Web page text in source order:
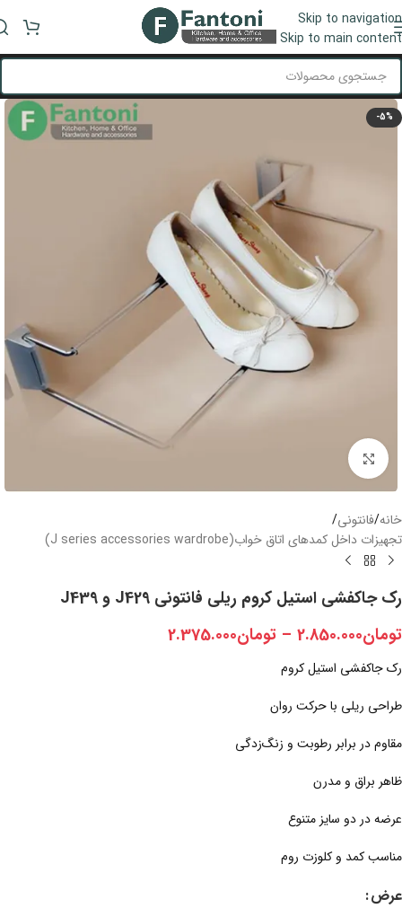
Skip to navigation
Skip to main content
منو
-5%
بزرگنمایی تصویر
خانه/فانتونی/
تجهیزات داخل کمدهای اتاق خواب(J series accessories wardrobe)
رک جاکفشی استیل کروم ریلی فانتونی J429 و J439
تومان2.850.000
– تومان2.375.000
رک جاکفشی استیل کروم
طراحی ریلی با حرکت روان
مقاوم در برابر رطوبت و زنگ‌زدگی
ظاهر براق و مدرن
عرضه در دو سایز متنوع
مناسب کمد و کلوزت روم
عرض